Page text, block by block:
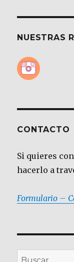
NUESTRAS
CONTACTO
Si quieres
hacerlo a
Formulario –
Buscar